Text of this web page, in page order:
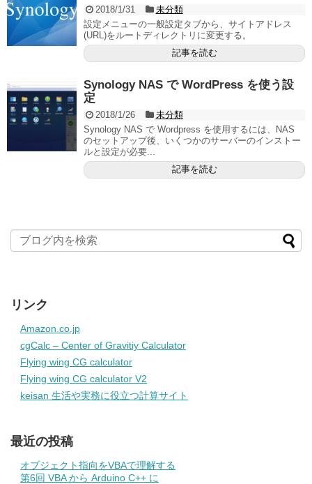
2018/1/31
未分類
設定メニューの一般設定タブから、サイトアドレス
(URL)をルートディレクトリに変更する。
記事を読む
Synology NAS で WordPress を使う設
定
2018/1/26
未分類
Synology NAS で Wordpress を使用するには、NAS
のセットアップ後、いくつかのサーバーのインストー
ルと設定が必要...
記事を読む
リンク
Amazon.co.jp
cgCalc – Center of Gravitiy Calculator
Flying wing CG calculator
Flying wing CG calculator V2
keisan 生活や実務に役立つ計算サイト
最近の投稿
オブジェクト指向をVBAで理解する
第6回 VBA から Arduino C++ に